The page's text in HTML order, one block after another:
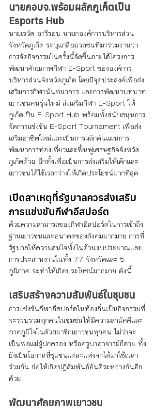
นายกอบจ.พร้อมผลักภูเก็ตเป็น
Esports Hub
นายเรวัต อารีรอบ นายกองค์การบริหารส่วน
จังหวัดภูเก็ต ระบุแก่สื่อมวลชนที่มาร่วมงานว่า
การจัดกิจกรรมในครั้งนี้จัดขึ้นภายใต้โครงการ
พัฒนาศักยภาพกีฬา E-Sport ขององค์การ
บริหารส่วนจังหวัดภูเก็ต โดยมีจุดประสงค์เพื่อส่ง
เสริมการกีฬานันทนาการ และการพัฒนาบทบาท
เยาวชนคนรุ่นใหม่ ส่งเสริมกีฬา E-Sport ให้
ภูเก็ตเป็น E-Sport Hub พร้อมทั้งสนับสนุนการ
จัดการแข่งขัน E-Sport Tournament เพื่อส่ง
เสริมอาชีพใหม่และเป็นการผลักดันแผนการ
พัฒนาการท่องเที่ยวและฟื้นฟูเศรษฐกิจจังหวัด
ภูเก็ตด้วย อีกทั้งเพื่อเป็นการส่งเสริมให้เด็กและ
เยาวชนได้ใช้เวลาว่างให้เกิดประโยชน์มากที่สุด
เปิดสาเหตุที่รัฐบาลควรส่งเสริม
การแข่งขันกีฬาอีสปอร์ต
ด้วยความสามารถของกีฬาอีสปอร์ตในการเข้าถึง
ฐานเยาวชนและอนาคตของสังคมมากมาย การที่
รัฐบาลให้ความสนใจทั้งในด้านงบประมาณและ
การประสานงานในทั้ง 77 จังหวัดและ 5
ภูมิภาค จะทำให้เกิดประโยชน์มากมาย ดังนี้
เสริมสร้างความสัมพันธ์ในชุมชน
การแข่งขันกีฬาอีสปอร์ตในท้องถิ่นเป็นกิจกรรมที่
จะรวบรวมทุกคนในชุมชนให้มีความสามัคคีและ
ภาคภูมิใจในตัวสมาชิกเยาวชนทุกคน ไม่ว่าจะ
เป็นพ่อแม่ผู้ปกครอง หรือครูบาอาจารย์ก็ตาม ทั้ง
ยังเป็นโอกาสที่ชุมชนแต่ละเเห่งจะได้มาใช้เวลา
ร่วมกัน ก่อให้เกิดปฏิสัมพันธ์อันดีระหว่างกันอีก
ด้วย
พัฒนาศักยภาพเยาวชน